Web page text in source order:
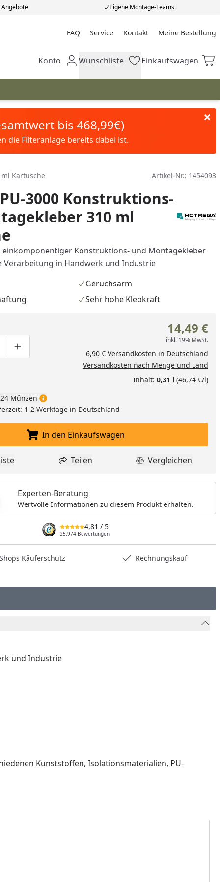
Eigene Montage-Teams
FAQ Service Kontakt Meine Bestellung
Meine Bestellung
Mein Konto
Konto Wunschliste
Wunschliste Einkaufswagen
Einkaufswagen
bis 468,99€)
die Filteranlage bereits dabei ist.
Kartusche Artikel-Nr.: 1454093
3000 Konstruktions-
310 ml
einkomponentiger Konstruktions- und Montagekleber
Verarbeitung in Handwerk und Industrie
Geruchsarm
Sehr hohe Klebkraft
um eins verringern
manuell eingeben
Produktmenge um eins erhöhen
14,49 €
inkl. 19% MwSt.
6,90 € Versandkosten in Deutschland
Versandkosten nach Menge und Land
Inhalt: 0,31 l(46,74 €/l)
Münzen
1-2 Werktage in Deutschland
In den Einkaufswagen legen
In den Einkaufswagen
zur Wunschliste hinzufügen
Teilen
Teilen Produkt
Vergleichen
Experten-Beratung
Wertvolle Informationen zu diesem Produkt erhalten.
4,81 / 5
25.974 Bewertungen
Käuferschutz Rechnungskauf
und Industrie
Kunststoffen, Isolationsmaterialien, PU-